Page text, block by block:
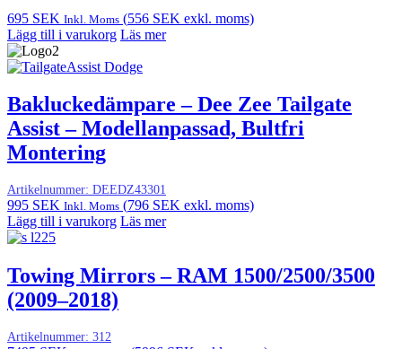
695 SEK Inkl. Moms (556 SEK exkl. moms)
Lägg till i varukorg Läs mer
Bakluckedämpare – Dee Zee Tailgate
Assist – Modellanpassad, Bultfri
Montering
Artikelnummer: DEEDZ43301
995 SEK Inkl. Moms (796 SEK exkl. moms)
Lägg till i varukorg Läs mer
Towing Mirrors – RAM 1500/2500/3500
(2009–2018)
Artikelnummer: 312